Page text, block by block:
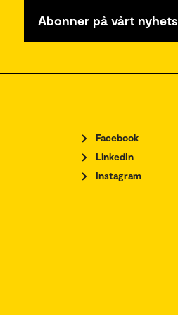
Abonner på vårt
Facebook
LinkedIn
Instagram